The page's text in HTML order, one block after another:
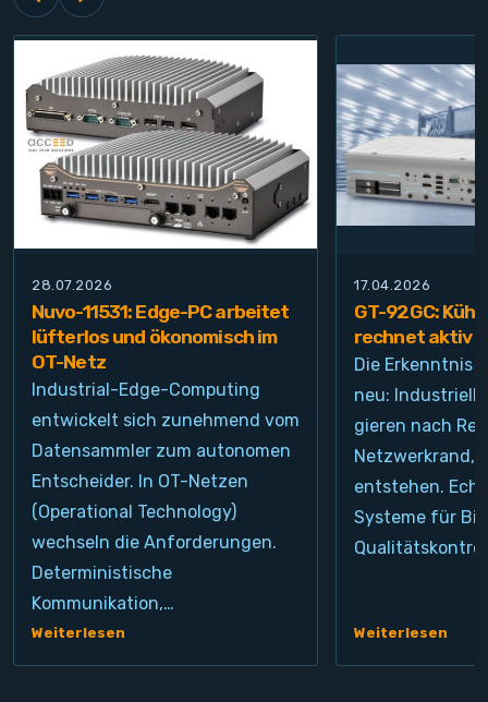
28.07.2026
Nuvo-11531: Edge-PC arbeitet
lüfterlos und ökonomisch im
OT-Netz
Industrial-Edge-Computing
entwickelt sich zunehmend vom
Datensammler zum autonomen
Entscheider. In OT-Netzen
(Operational Technology)
wechseln die Anforderungen.
Deterministische
Kommunikation,…
Weiterlesen
17.04.2026
GT-92GC:
rechnet aktiv
Die Erkenntnis
neu:
gieren nach
Netzwerkrand,
entstehen.
Systeme für
Weiterlesen